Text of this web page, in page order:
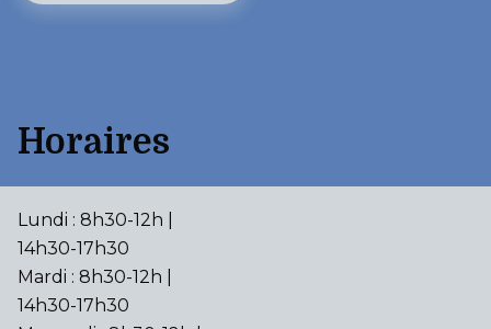
Horaires
Lundi : 8h30-12h |
14h30-17h30
Mardi : 8h30-12h |
14h30-17h30